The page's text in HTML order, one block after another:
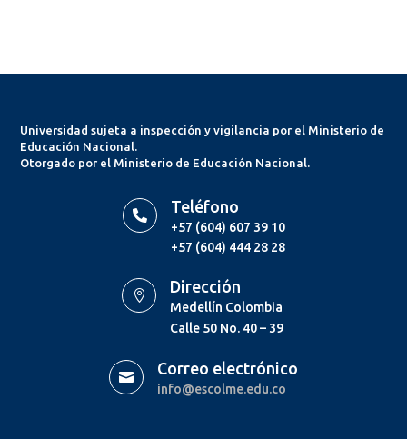
Universidad sujeta a inspección y vigilancia por el Ministerio de
Educación Nacional.
Otorgado por el Ministerio de Educación Nacional.
 Teléfono
+57 (604) 607 39 10
+57 (604) 444 28 28
 Dirección
Medellín Colombia
Calle 50 No. 40 – 39
 Correo electrónico
info@escolme.edu.co